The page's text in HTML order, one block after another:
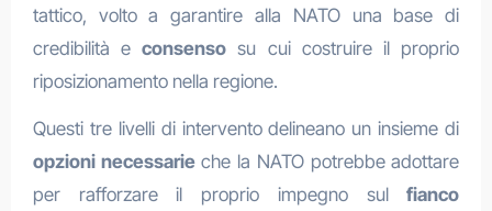
tattico, volto a garantire alla NATO una base di
credibilità econsenso su cui costruire il proprio
riposizionamento nella regione.
Questi tre livelli di intervento delineano un insieme di
opzioni necessarieche la NATO potrebbe adottare
per rafforzare il proprio impegno sulfianco